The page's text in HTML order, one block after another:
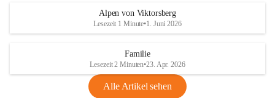
Alpen von Viktorsberg
Lesezeit 1 Minute•1. Juni 2026
Familie
Lesezeit 2 Minuten•23. Apr. 2026
Alle Artikel sehen